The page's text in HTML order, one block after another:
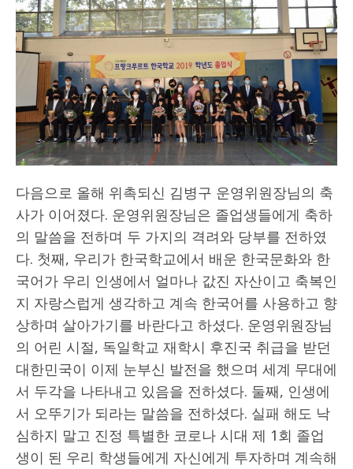
다음으로 올해 위촉되신 김병구 운영위원장님의 축
사가 이어졌다. 운영위원장님은 졸업생들에게 축하
의 말씀을 전하며 두 가지의 격려와 당부를 전하였
다. 첫째, 우리가 한국학교에서 배운 한국문화와 한
국어가 우리 인생에서 얼마나 값진 자산이고 축복인
지 자랑스럽게 생각하고 계속 한국어를 사용하고 향
상하며 살아가기를 바란다고 하셨다. 운영위원장님
의 어린 시절, 독일학교 재학시 후진국 취급을 받던
대한민국이 이제 눈부신 발전을 했으며 세계 무대에
서 두각을 나타내고 있음을 전하셨다. 둘째, 인생에
서 오뚜기가 되라는 말씀을 전하셨다. 실패 해도 낙
심하지 말고 진정 특별한 코로나 시대 제 1회 졸업
생이 된 우리 학생들에게 자신에게 투자하며 계속해